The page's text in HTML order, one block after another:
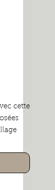
cette
de